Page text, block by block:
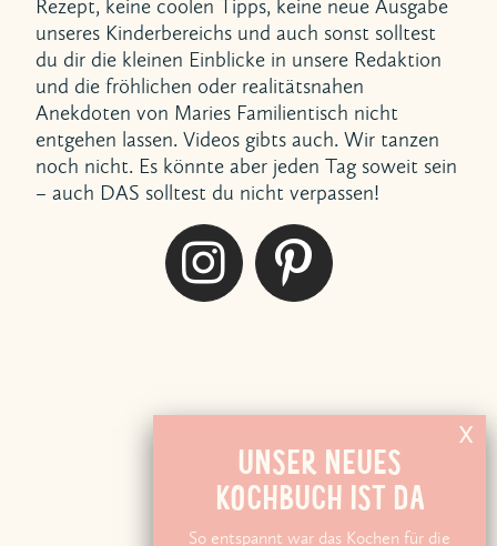
Rezept, keine coolen Tipps, keine neue Ausgabe
unseres Kinderbereichs und auch sonst solltest
du dir die kleinen Einblicke in unsere Redaktion
und die fröhlichen oder realitätsnahen
Anekdoten von Maries Familientisch nicht
entgehen lassen. Videos gibts auch. Wir tanzen
noch nicht. Es könnte aber jeden Tag soweit sein
– auch DAS solltest du nicht verpassen!
UNSER NEUES
KOCHBUCH IST DA
So entspannt war das Kochen für die